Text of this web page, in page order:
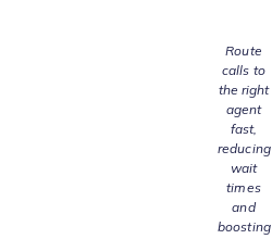
Route
calls to
the right
agent
fast,
reducing
wait
times
and
boosting